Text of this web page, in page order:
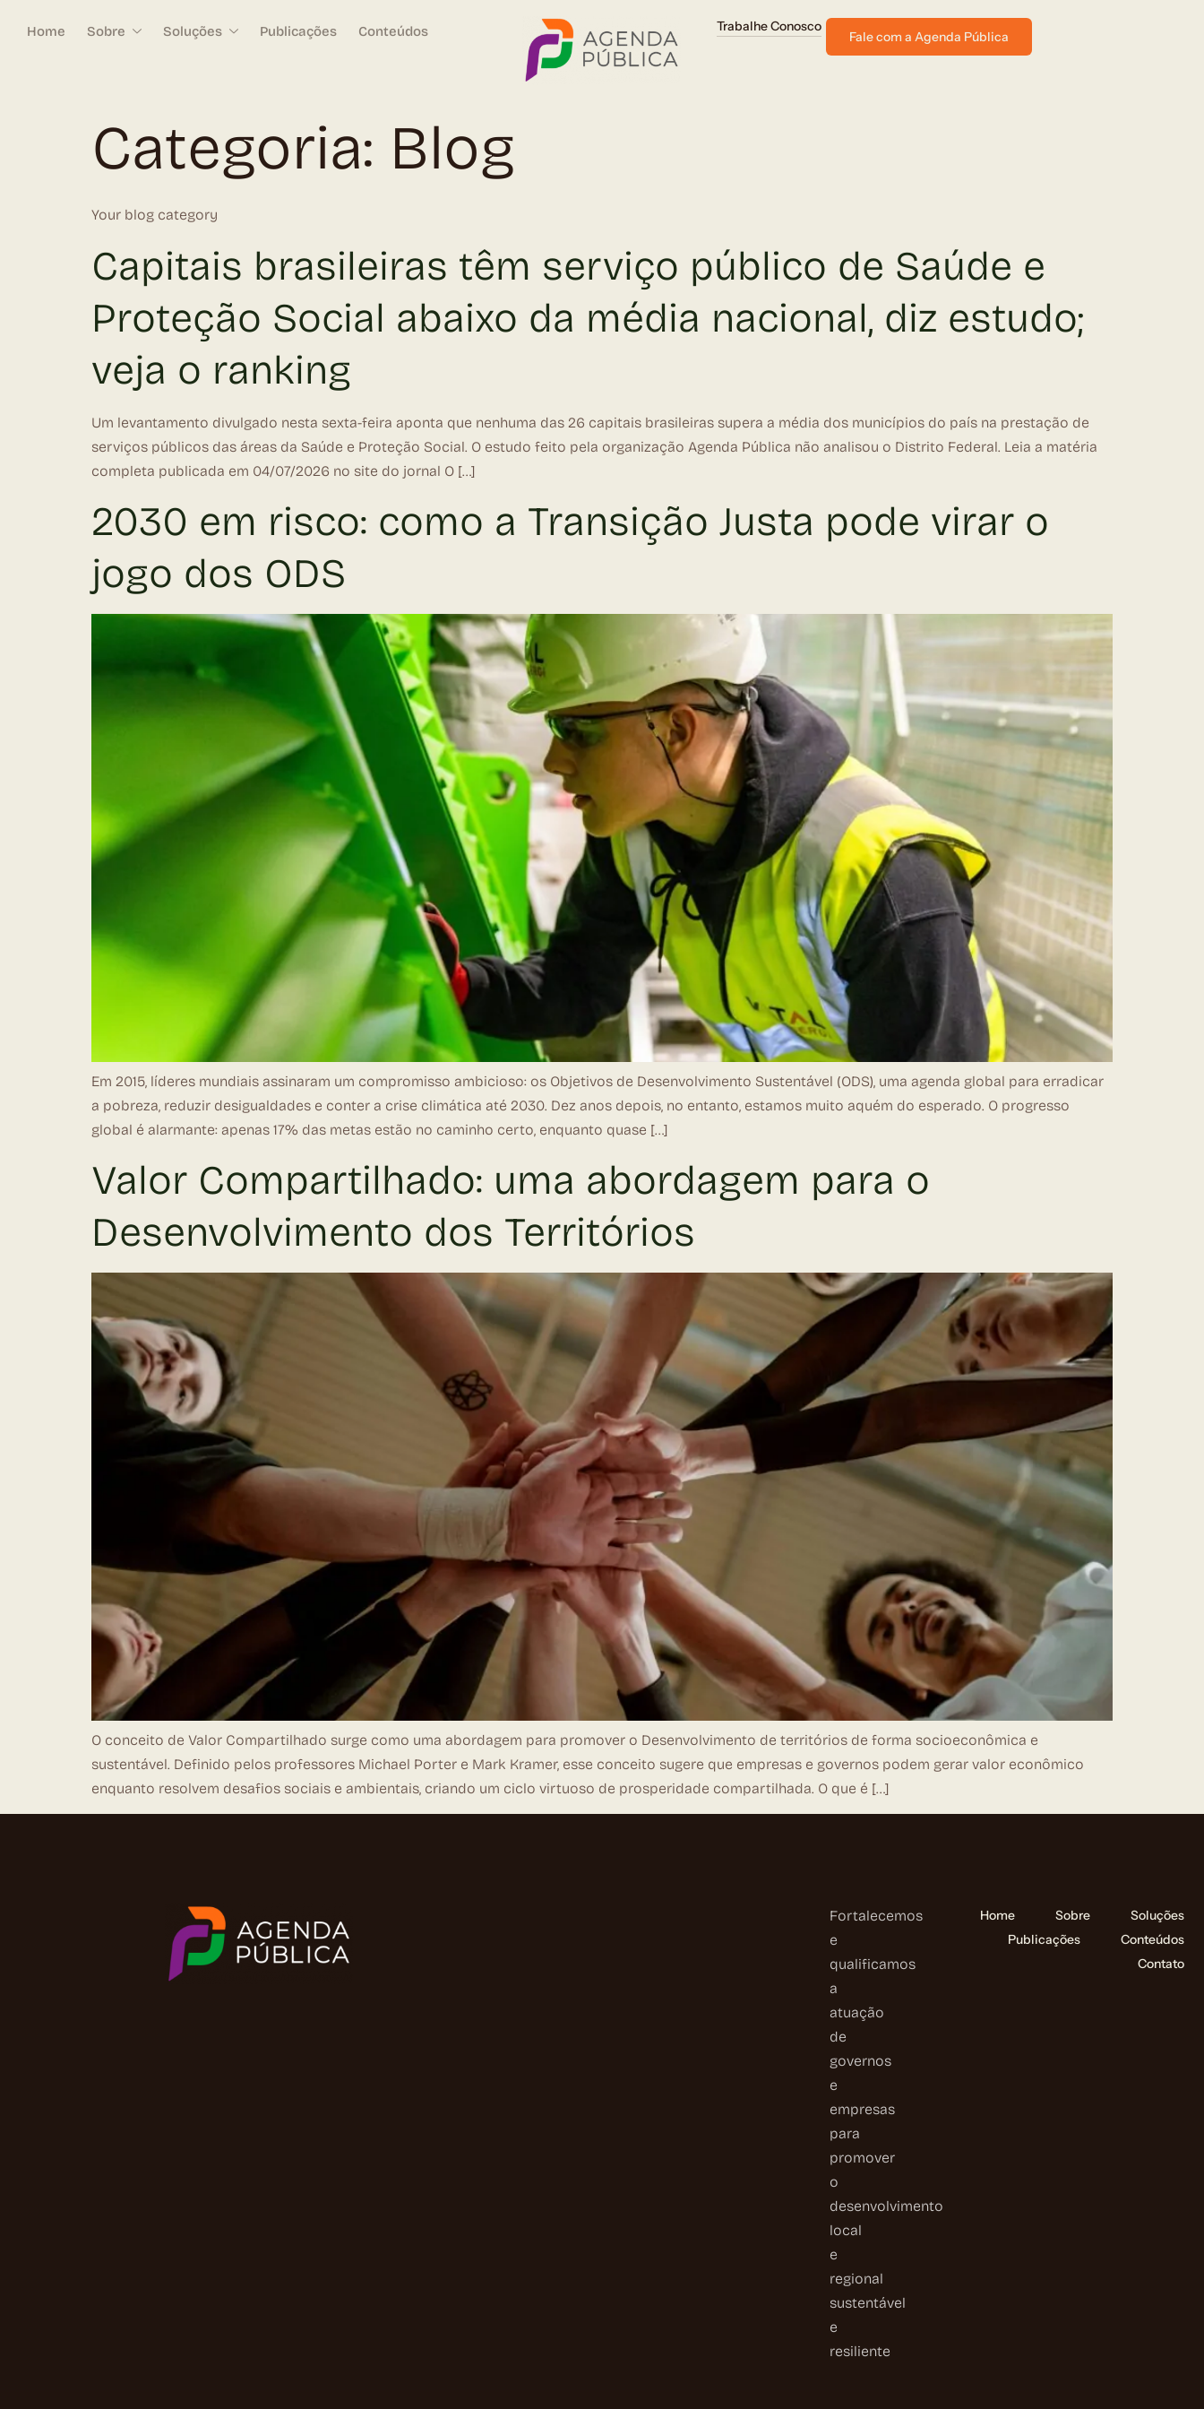
Home Sobre Soluções Publicações Conteúdos Trabalhe Conosco
Fale com a Agenda Pública
Categoria: Blog
Your blog category
Capitais brasileiras têm serviço público de Saúde e
Proteção Social abaixo da média nacional, diz estudo;
veja o ranking
Um levantamento divulgado nesta sexta-feira aponta que nenhuma das 26 capitais brasileiras supera a média dos municípios do país na prestação de
serviços públicos das áreas da Saúde e Proteção Social. O estudo feito pela organização Agenda Pública não analisou o Distrito Federal. Leia a matéria
completa publicada em 04/07/2026 no site do jornal O […]
2030 em risco: como a Transição Justa pode virar o
jogo dos ODS
Em 2015, líderes mundiais assinaram um compromisso ambicioso: os Objetivos de Desenvolvimento Sustentável (ODS), uma agenda global para erradicar
a pobreza, reduzir desigualdades e conter a crise climática até 2030. Dez anos depois, no entanto, estamos muito aquém do esperado. O progresso
global é alarmante: apenas 17% das metas estão no caminho certo, enquanto quase […]
Valor Compartilhado: uma abordagem para o
Desenvolvimento dos Territórios
O conceito de Valor Compartilhado surge como uma abordagem para promover o Desenvolvimento de territórios de forma socioeconômica e
sustentável. Definido pelos professores Michael Porter e Mark Kramer, esse conceito sugere que empresas e governos podem gerar valor econômico
enquanto resolvem desafios sociais e ambientais, criando um ciclo virtuoso de prosperidade compartilhada. O que é […]
Fortalecemos
e
qualificamos
a
atuação
de
governos
e
empresas
para
promover
o
desenvolvimento
local
e
regional
sustentável
e
resiliente
Home Sobre
Soluções
Publicações
Conteúdos
Contato